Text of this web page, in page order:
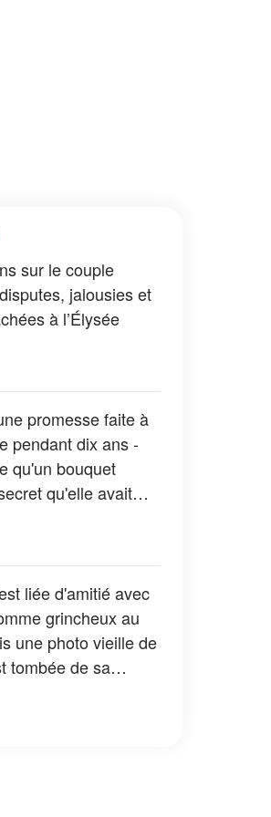
sur le couple
jalousies et
à l’Élysée
promesse faite à
pendant dix ans -
qu'un bouquet
qu'elle avait
elle
liée d'amitié avec
grincheux au
une photo vieille de
tombée de sa
me suis figée